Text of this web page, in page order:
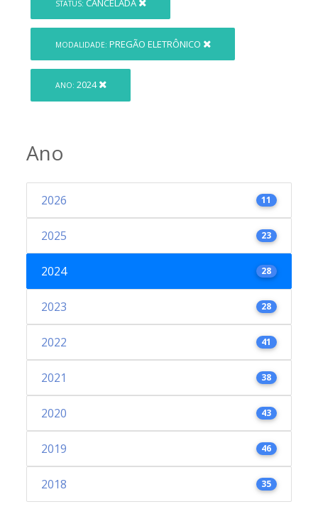
STATUS: CANCELADA
MODALIDADE: PREGÃO ELETRÔNICO
ANO: 2024
Ano
2026 11
2025 23
2024 28
2023 28
2022 41
2021 38
2020 43
2019 46
2018 35